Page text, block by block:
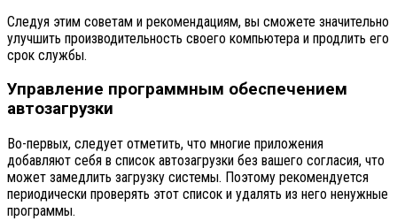
Следуя этим советам и рекомендациям, вы сможете значительно
улучшить производительность своего компьютера и продлить его
срок службы.
Управление программным обеспечением
автозагрузки
Во-первых, следует отметить, что многие приложения
добавляют себя в список автозагрузки без вашего согласия, что
может замедлить загрузку системы. Поэтому рекомендуется
периодически проверять этот список и удалять из него ненужные
программы.